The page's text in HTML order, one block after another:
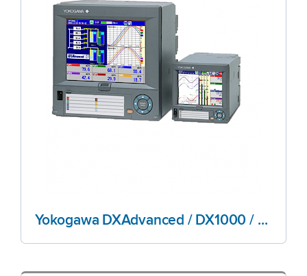
Yokogawa DXAdvanced / DX1000 / DX2000